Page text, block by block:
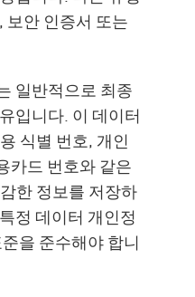
보안 인증서 또는
일반적으로 최종
입니다. 이 데이터
식별 번호, 개인
카드 번호와 같은
한 정보를 저장하
정 데이터 개인정
을 준수해야 합니